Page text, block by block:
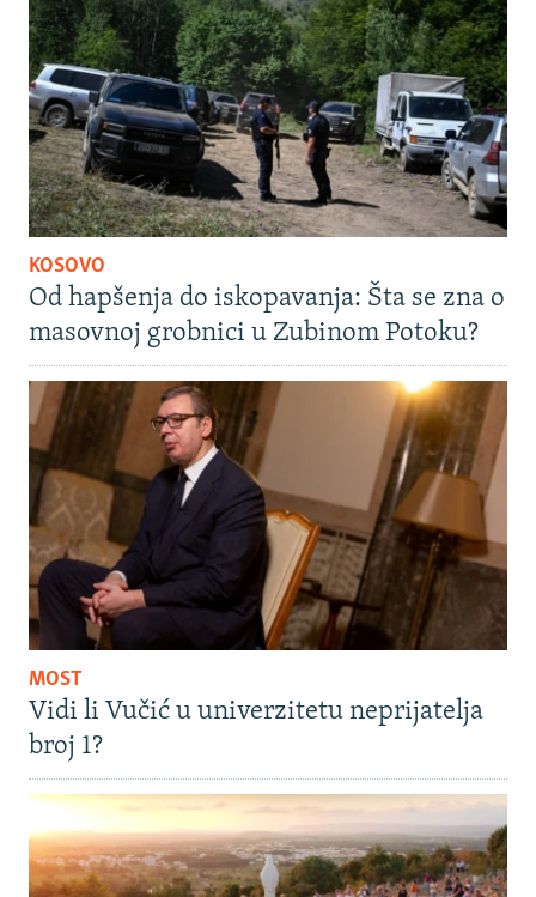
KOSOVO
Od hapšenja do iskopavanja: Šta se zna o
masovnoj grobnici u Zubinom Potoku?
MOST
Vidi li Vučić u univerzitetu neprijatelja
broj 1?